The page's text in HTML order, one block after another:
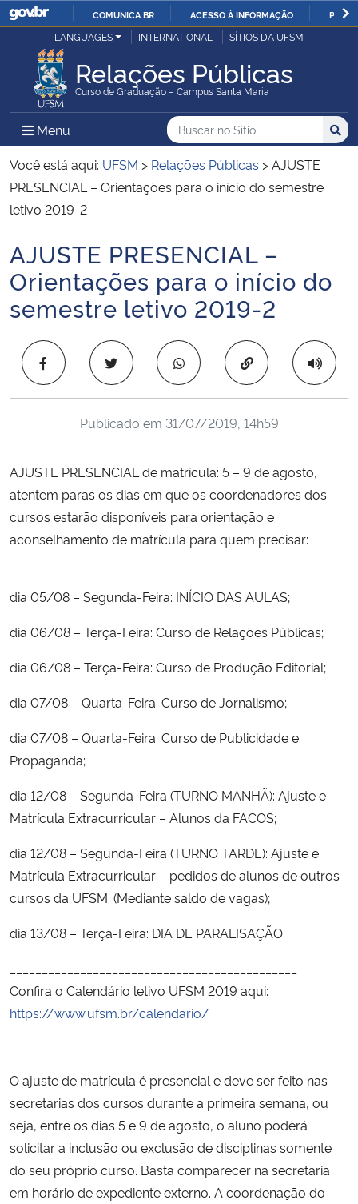
IR
O
COMUNICA BR ACESSO À INFORMAÇÃO
Ministério da Justiça e Segurança Pública
Ministério da Defesa
Ministério das Relações Exteriores
Ministério da Economia
Ministério da Infraestrutura
Ministério da Agricultura, Pecuária e Abastecimento
Ministério da Cidadania
Ministério da Ciência, Tecnologia, Inovações e Comunicações
Ministério do Meio Ambiente
Ministério do Desenvolvimento Regional
Controladoria-Geral da União
Ministério da Mulher, da Família e dos Direitos Humanos
Secretaria-Geral
Secretaria de Governo
Advocacia-Geral da União
LANGUAGES INTERNATIONAL SÍTIOS DA UFSM
Relações Públicas
Curso de Graduação – Campus Santa Maria
Menu Menu Principal do Sítio
Busca
Buscar no no Sítio
Busca:
Você está aqui: UFSM > Relações Públicas >AJUSTE
PRESENCIAL – Orientações para o início do semestre
letivo 2019-2
Início do conteúdo
AJUSTE PRESENCIAL –
Orientações para o início do
semestre letivo 2019-2
Copiar para área
Publicado em 31/07/2019, 14h59
AJUSTE PRESENCIAL de matrícula: 5 – 9 de agosto,
atentem paras os dias em que os coordenadores dos
cursos estarão disponíveis para orientação e
aconselhamento de matrícula para quem precisar:
dia 05/08 – Segunda-Feira: INÍCIO DAS AULAS;
dia 06/08 – Terça-Feira: Curso de Relações Públicas;
dia 06/08 – Terça-Feira: Curso de Produção Editorial;
dia 07/08 – Quarta-Feira: Curso de Jornalismo;
dia 07/08 – Quarta-Feira: Curso de Publicidade e
Propaganda;
dia 12/08 – Segunda-Feira (TURNO MANHÃ): Ajuste e
Matrícula Extracurricular – Alunos da FACOS;
dia 12/08 – Segunda-Feira (TURNO TARDE): Ajuste e
Matrícula Extracurricular – pedidos de alunos de outros
cursos da UFSM. (Mediante saldo de vagas);
dia 13/08 – Terça-Feira: DIA DE PARALISAÇÃO.
Confira o Calendário letivo UFSM 2019 aqui:
https://www.ufsm.br/calendario/
O ajuste de matrícula é presencial e deve ser feito nas
secretarias dos cursos durante a primeira semana, ou
seja, entre os dias 5 e 9 de agosto, o aluno poderá
solicitar a inclusão ou exclusão de disciplinas somente
do seu próprio curso. Basta comparecer na secretaria
em horário de expediente externo. A coordenação do